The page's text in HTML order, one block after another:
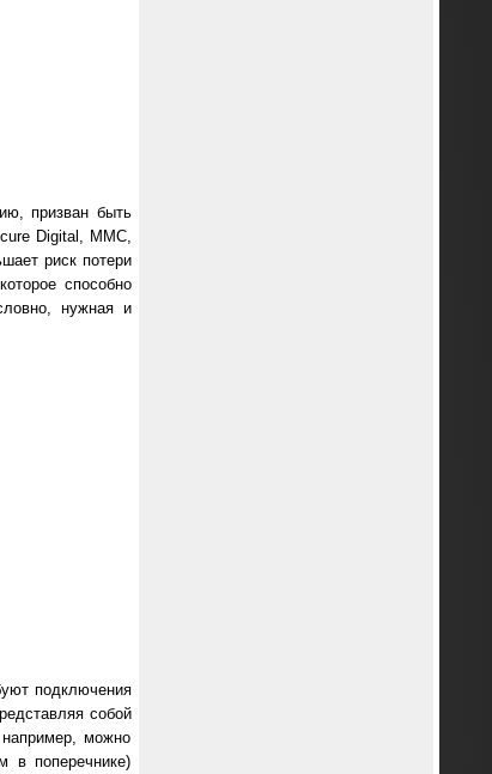
призван быть
Digital, MMC,
риск потери
способно
нужная и
подключения
собой
можно
в поперечнике)